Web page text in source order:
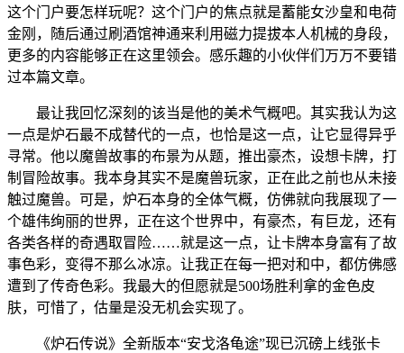
这个门户要怎样玩呢？这个门户的焦点就是蓄能女沙皇和电荷
金刚，随后通过刷酒馆神通来利用磁力提拔本人机械的身段，
更多的内容能够正在这里领会。感乐趣的小伙伴们万万不要错
过本篇文章。
最让我回忆深刻的该当是他的美术气概吧。其实我认为这
一点是炉石最不成替代的一点，也恰是这一点，让它显得异乎
寻常。他以魔兽故事的布景为从题，推出豪杰，设想卡牌，打
制冒险故事。我本身其实不是魔兽玩家，正在此之前也从未接
触过魔兽。可是，炉石本身的全体气概，仿佛就向我展现了一
个雄伟绚丽的世界，正在这个世界中，有豪杰，有巨龙，还有
各类各样的奇遇取冒险……就是这一点，让卡牌本身富有了故
事色彩，变得不那么冰凉。让我正在每一把对和中，都仿佛感
遭到了传奇色彩。我最大的但愿就是500场胜利拿的金色皮
肤，可惜了，估量是没无机会实现了。
《炉石传说》全新版本“安戈洛龟途”现已沉磅上线张卡